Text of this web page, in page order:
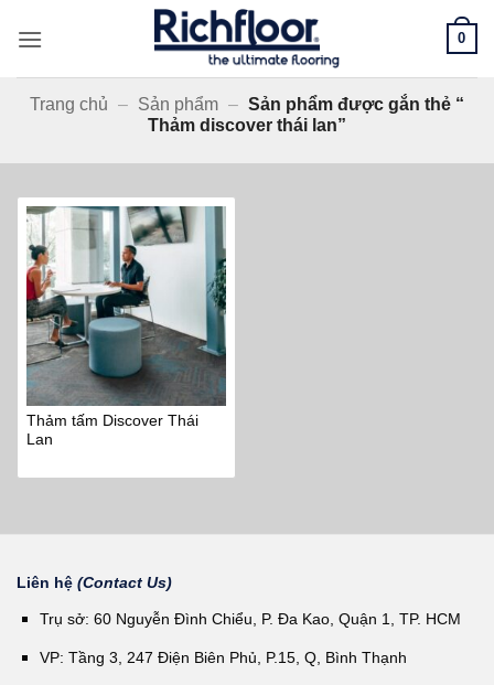
qua
dung
0
Trang chủ – Sản phẩm – Sản phẩm được gắn thẻ “
Thảm discover thái lan”
Thảm tấm Discover Thái
Lan
Liên hệ (Contact Us)
Trụ sở: 60 Nguyễn Đình Chiểu, P. Đa Kao, Quận 1, TP. HCM
VP: Tầng 3, 247 Điện Biên Phủ, P.15, Q, Bình Thạnh